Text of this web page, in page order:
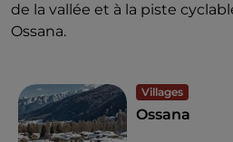
de la vallée et à la piste
Ossana.
Villages
Ossana